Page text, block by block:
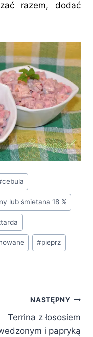
razem, dodać
cebula
lub śmietana 18 %
#pieprz
NASTĘPNY
Terrina z łososiem
i papryką